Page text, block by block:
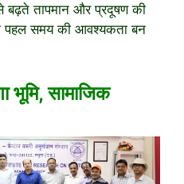
बढ़ते तापमान और प्रदूषण की
पहल समय की आवश्यकता बन
भूमि, सामाजिक